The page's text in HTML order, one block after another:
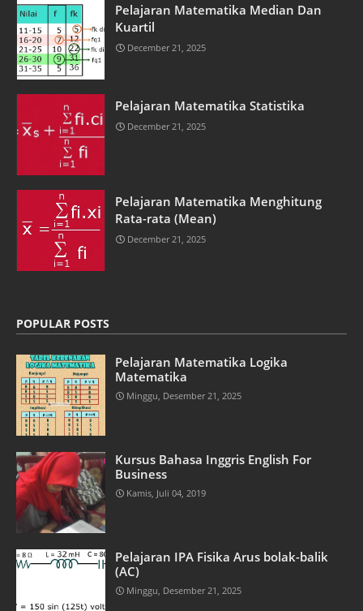
Pelajaran Matematika Median Dan
Kuartil
December 21, 2025
Pelajaran Matematika Statistika
December 21, 2025
Pelajaran Matematika Menghitung
Rata-rata (Mean)
December 21, 2025
POPULAR POSTS
Pelajaran Matematika Logika
Matematika
Minggu, Desember 21, 2025
Kursus Bahasa Inggris English For
Business
Kamis, Juli 04, 2019
Pelajaran IPA Fisika Arus bolak-balik
(AC)
Minggu, Desember 21, 2025